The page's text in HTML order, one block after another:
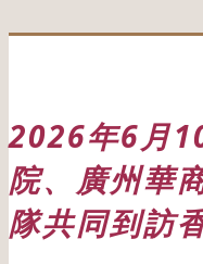
2026年6月
院、廣州華
隊共同到訪